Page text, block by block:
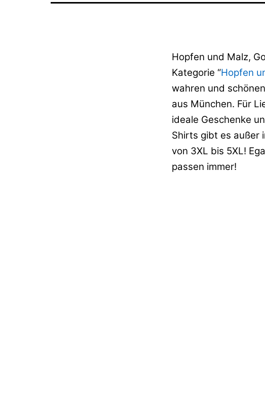
Hopfen und Malz,
Kategorie “Hopfen
wahren und
aus München. Für
ideale Geschenke
Shirts gibt es außer
von 3XL bis 5XL!
passen immer!